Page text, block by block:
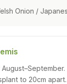
Onion /
to 20cm